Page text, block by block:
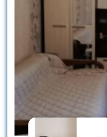
Комнаты: